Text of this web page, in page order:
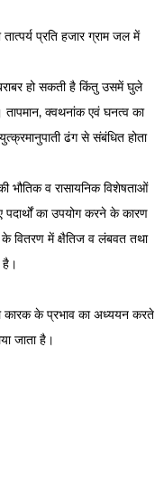
प्रति हजार ग्राम जल में
हो सकती है किंतु उसमें घुले
तापमान, क्वथनांक एवं घनत्व का
ढंग से संबंधित होता
भौतिक व रासायनिक विशेषताओं
पदार्थों का उपयोग करने के कारण
वितरण में क्षैतिज व लंबवत तथा
है।
कारक के प्रभाव का अध्ययन करते
जाता है।